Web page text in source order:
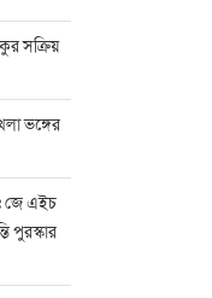
সক্রিয়
ভঙ্গের
জে এইচ
পুরস্কার